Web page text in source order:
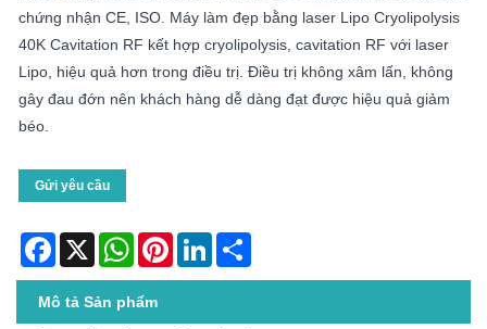
chứng nhận CE, ISO. Máy làm đẹp bằng laser Lipo Cryolipolysis
40K Cavitation RF kết hợp cryolipolysis, cavitation RF với laser
Lipo, hiệu quả hơn trong điều trị. Điều trị không xâm lấn, không
gây đau đớn nên khách hàng dễ dàng đạt được hiệu quả giảm
béo.
Gửi yêu cầu
Facebook
X WhatsAppPinterestLinkedIn
Mô tả Sản phẩm